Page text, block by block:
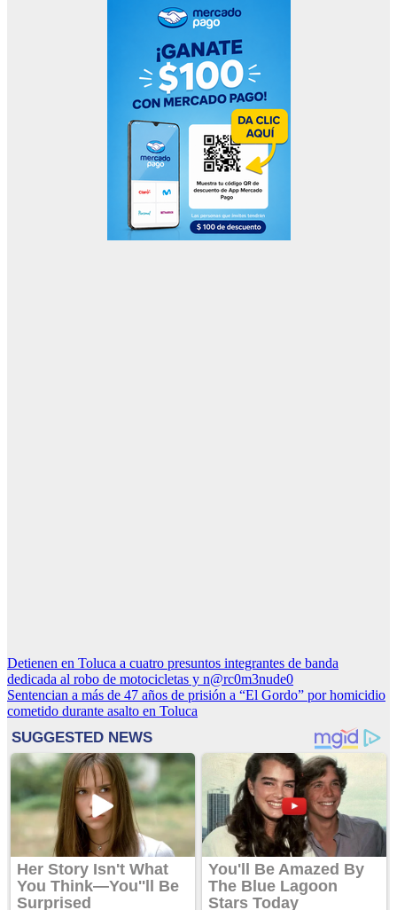
Navegación
de
entradas
Detienen en Toluca a cuatro presuntos integrantes de banda
dedicada al robo de motocicletas y n@rc0m3nude0
Sentencian a más de 47 años de prisión a “El Gordo” por homicidio
cometido durante asalto en Toluca